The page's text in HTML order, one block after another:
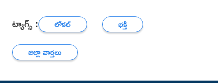
ట్యాగ్స్ : లోకల్
భక్తి
జిల్లా వార్తలు